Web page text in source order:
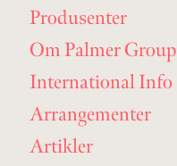
Produsenter
Om Palmer Group
International Info
Arrangementer
Artikler